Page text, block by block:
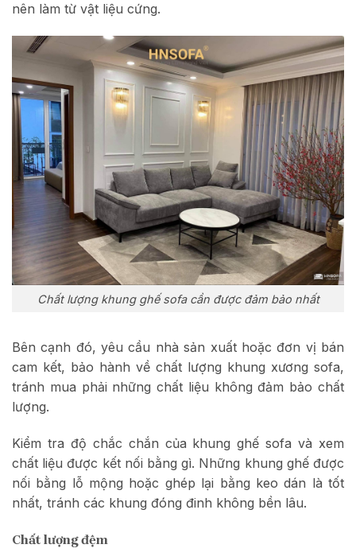
nên làm từ vật liệu cứng.
Chất lượng khung ghế sofa cần được đảm bảo nhất
Bên cạnh đó, yêu cầu nhà sản xuất hoặc đơn vị bán
cam kết, bảo hành về chất lượng khung xương sofa,
tránh mua phải những chất liệu không đảm bảo chất
lượng.
Kiểm tra độ chắc chắn của khung ghế sofa và xem
chất liệu được kết nối bằng gì. Những khung ghế được
nối bằng lỗ mộng hoặc ghép lại bằng keo dán là tốt
nhất, tránh các khung đóng đinh không bền lâu.
Chất lượng đệm